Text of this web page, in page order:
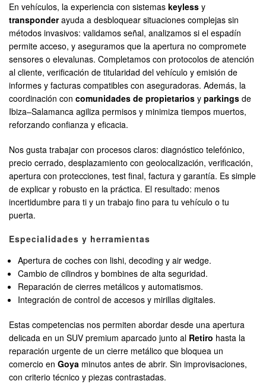
En vehículos, la experiencia con sistemas keyless y
transponderayuda a desbloquear situaciones complejas sin
métodos invasivos: validamos señal, analizamos si el espadín
permite acceso, y aseguramos que la apertura no compromete
sensores o elevalunas. Completamos con protocolos de atención
al cliente, verificación de titularidad del vehículo y emisión de
informes y facturas compatibles con aseguradoras. Además, la
coordinación con comunidades de propietarios y parkings de
Ibiza–Salamanca agiliza permisos y minimiza tiempos muertos,
reforzando confianza y eficacia.
Nos gusta trabajar con procesos claros: diagnóstico telefónico,
precio cerrado, desplazamiento con geolocalización, verificación,
apertura con protecciones, test final, factura y garantía. Es simple
de explicar y robusto en la práctica. El resultado: menos
incertidumbre para ti y un trabajo fino para tu vehículo o tu
puerta.
Especialidades y herramientas
Apertura de coches con lishi, decoding y air wedge.
Cambio de cilindros y bombines de alta seguridad.
Reparación de cierres metálicos y automatismos.
Integración de control de accesos y mirillas digitales.
Estas competencias nos permiten abordar desde una apertura
delicada en un SUV premium aparcado junto al Retiro hasta la
reparación urgente de un cierre metálico que bloquea un
comercio en Goya minutos antes de abrir. Sin improvisaciones,
con criterio técnico y piezas contrastadas.